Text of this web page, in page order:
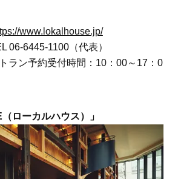
www.lokalhouse.jp/
06-6445-1100（代表）
ラン予約受付時間：10：00～17：0
ローカルハウス）」